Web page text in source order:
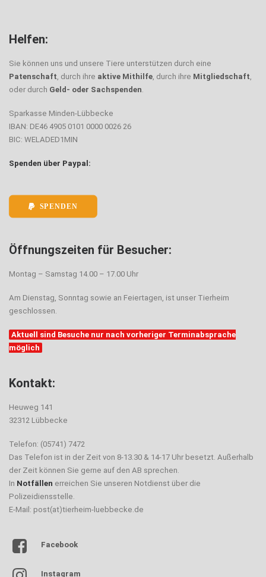
Helfen:
Sie können uns und unsere Tiere unterstützen durch eine
Patenschaft, durch ihre aktive Mithilfe, durch ihre Mitgliedschaft,
oder durch Geld- oder Sachspenden.
Sparkasse Minden-Lübbecke
IBAN: DE46 4905 0101 0000 0026 26
BIC: WELADED1MIN
Spenden über Paypal:
SPENDEN
Öffnungszeiten für Besucher:
Montag – Samstag 14.00 – 17.00 Uhr
Am Dienstag, Sonntag sowie an Feiertagen, ist unser Tierheim
geschlossen.
Aktuell sind Besuche nur nach vorheriger Terminabsprache
möglich
Kontakt:
Heuweg 141
32312 Lübbecke
Telefon: (05741) 7472
Das Telefon ist in der Zeit von 8-13.30 & 14-17 Uhr besetzt. Außerhalb
der Zeit können Sie gerne auf den AB sprechen.
In Notfällen erreichen Sie unseren Notdienst über die
Polizeidiensstelle.
E-Mail: post(at)tierheim-luebbecke.de
Facebook
Instagram